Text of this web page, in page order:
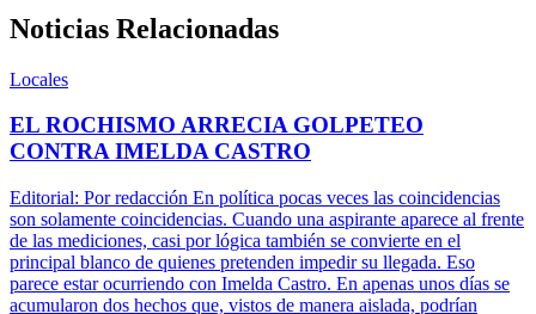
Noticias Relacionadas
Locales
EL ROCHISMO ARRECIA GOLPETEO
CONTRA IMELDA CASTRO
Editorial: Por redacción En política pocas veces las coincidencias
son solamente coincidencias. Cuando una aspirante aparece al frente
de las mediciones, casi por lógica también se convierte en el
principal blanco de quienes pretenden impedir su llegada. Eso
parece estar ocurriendo con Imelda Castro. En apenas unos días se
acumularon dos hechos que, vistos de manera aislada, podrían